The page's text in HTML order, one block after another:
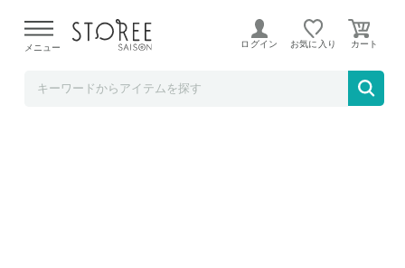
よる配送遅延が発生しております。
メニュー ログイン お気に入り
タマチャンショップ ショクササイズ 150g